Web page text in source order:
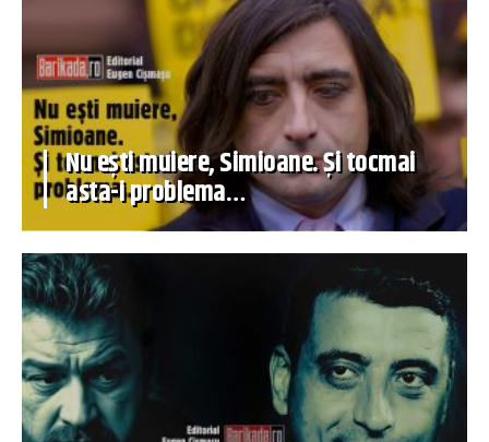
Nu ești muiere, Simioane. Și tocmai
asta-i problema…